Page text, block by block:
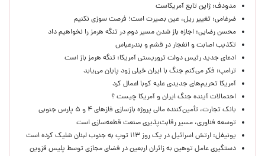
مدودف: ژاپن تابع آمریکاست
ضرغامی: تغییر ریل، عین بصیرت است؛ فرصت سوزی نکنیم
محسن رضایی: اجازه باز شدن مسیر دوم در تنگه هرمز را نخواهیم داد
تکذیب اصابت و انفجار در قشم و بندرعباس
ادعای جدید رئیس دولت تروریستی آمریکا: تنگه هرمز باز است
ترامپ: فکر می‌کنم جنگ با ایران خیلی زود پایان می‌یابد
آمریکا تحریم‌های جدیدی علیه کوبا اعمال کرد
احتمالات آینده جنگ ایران و آمریکا چیست ؟
بانک تجارت، تأمین‌کننده مالی پروژه بازسازی فازهای ۴ و ۵ پارس جنوبی
توسعه فناوری، مسیر رقابت‌پذیری صنعت قطعه‌سازی است
یونیفل: ارتش اسرائیل در یک روز ۱۱۳ توپ به جنوب لبنان شلیک کرده است
دستگیری عامل توهین به زائران اربعین در فضای مجازی توسط پلیس قزوین